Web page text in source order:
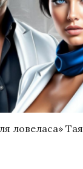
ловеласа» Тая